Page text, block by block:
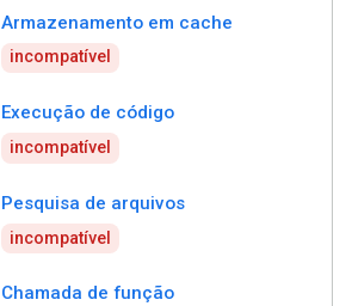
Armazenamento em cache
incompatível
Execução de código
incompatível
Pesquisa de arquivos
incompatível
Chamada de função